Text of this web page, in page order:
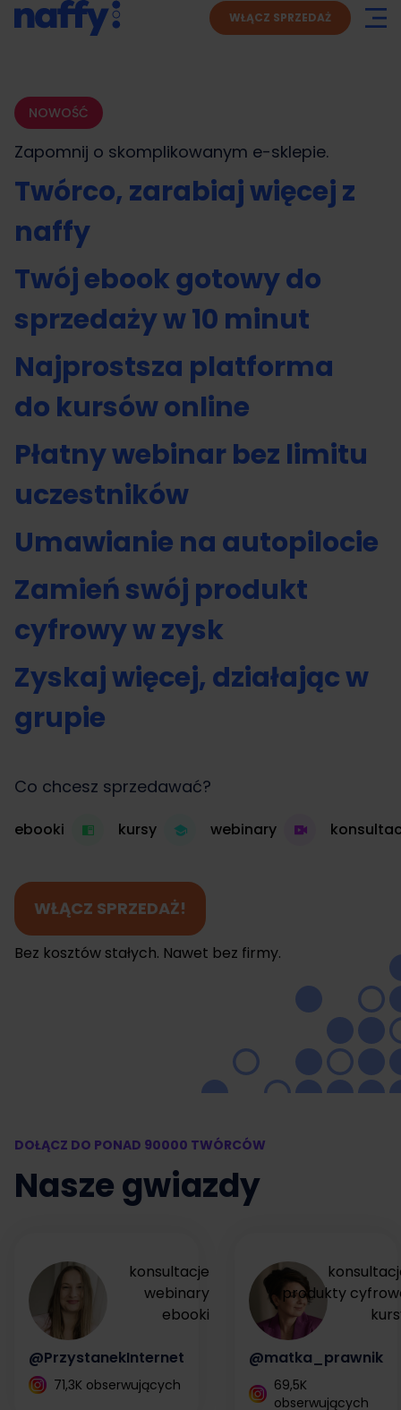
WŁĄCZ SPRZEDAŻ
NOWOŚĆ
Zapomnij o skomplikowanym e-sklepie.
Twórco, zarabiaj więcej z
naffy
Twój ebook gotowy do
sprzedaży w 10 minut
Najprostsza platforma
do kursów online
Płatny webinar bez limitu
uczestników
Umawianie na autopilocie
Zamień swój produkt
cyfrowy w zysk
Zyskaj więcej, działając w
grupie
Co chcesz sprzedawać?
ebooki kursy webinary
WŁĄCZ SPRZEDAŻ!
Bez kosztów stałych. Nawet bez firmy.
DOŁĄCZ DO PONAD 90000 TWÓRCÓW
Nasze gwiazdy
konsultacje
webinary
ebooki
@PrzystanekInternet
71,3K obserwujących
produkty
@matka_prawnik
69,5K
obserwujących